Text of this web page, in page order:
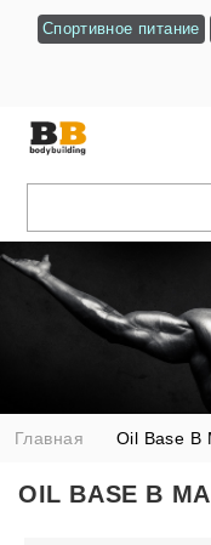
Спортивное питание
Главная Oil Base В
OIL BASE В